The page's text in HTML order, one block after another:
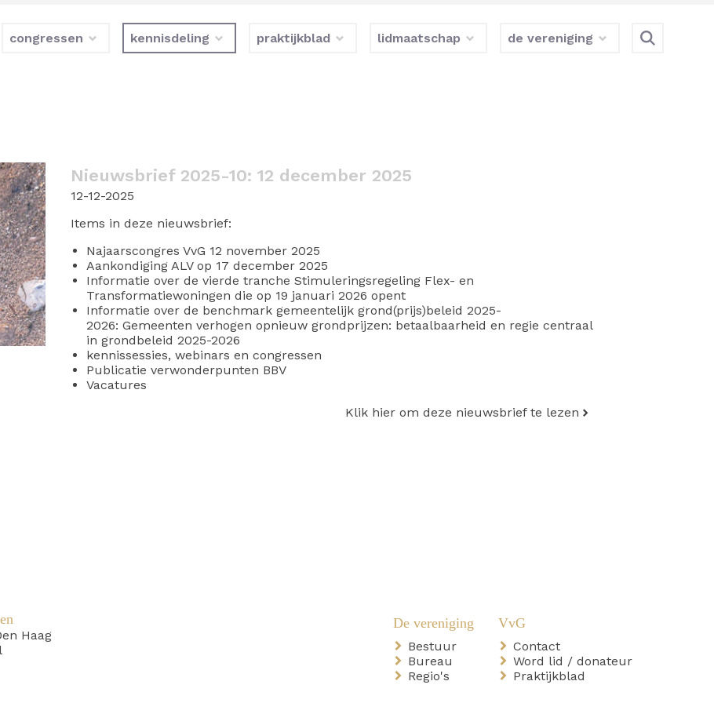
congressen kennisdeling praktijkblad lidmaatschap de vereniging
Nieuwsbrief 2025-10: 12 december 2025
12-12-2025
Items in deze nieuwsbrief:
Najaarscongres VvG 12 november 2025
Aankondiging ALV op 17 december 2025
Informatie over de vierde tranche Stimuleringsregeling Flex- en
Transformatiewoningen die op 19 januari 2026 opent
Informatie over de benchmark gemeentelijk grond(prijs)beleid 2025-
2026: Gemeenten verhogen opnieuw grondprijzen: betaalbaarheid en regie centraal
in grondbeleid 2025-2026
kennissessies, webinars en congressen
Publicatie verwonderpunten BBV
Vacatures
Klik hier om deze nieuwsbrief te lezen
Haag
Bestuur
Bureau
Regio's
Contact
Word lid / donateur
Praktijkblad